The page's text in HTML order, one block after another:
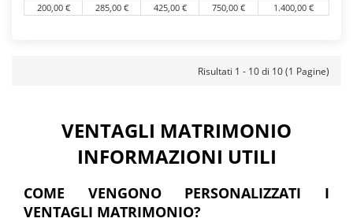
200,00 €
285,00 € 425,00 € 750,00 € 1.400,00 €
Risultati 1 - 10 di 10 (1 Pagine)
VENTAGLI MATRIMONIO
INFORMAZIONI UTILI
COME VENGONO PERSONALIZZATI I
VENTAGLI MATRIMONIO?